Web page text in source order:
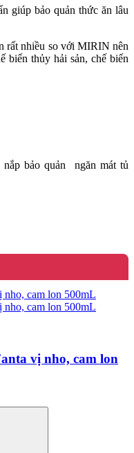
giúp bảo quản thức ăn lâu
rất nhiều so với MIRIN nên
biến thủy hải sản, chế biến
bảo quản ngăn mát tủ
vị nho, cam lon